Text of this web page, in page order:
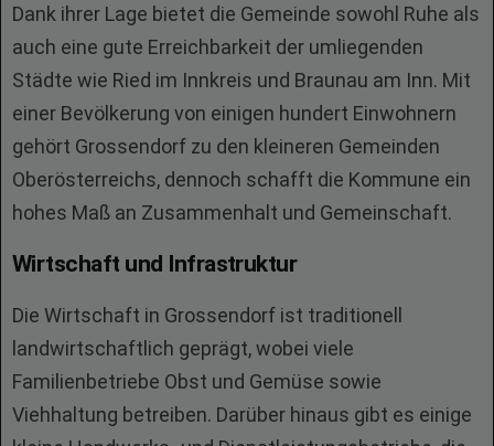
Dank ihrer Lage bietet die Gemeinde sowohl Ruhe als
auch eine gute Erreichbarkeit der umliegenden
Städte wie Ried im Innkreis und Braunau am Inn. Mit
einer Bevölkerung von einigen hundert Einwohnern
gehört Grossendorf zu den kleineren Gemeinden
Oberösterreichs, dennoch schafft die Kommune ein
hohes Maß an Zusammenhalt und Gemeinschaft.
Wirtschaft und Infrastruktur
Die Wirtschaft in Grossendorf ist traditionell
landwirtschaftlich geprägt, wobei viele
Familienbetriebe Obst und Gemüse sowie
Viehhaltung betreiben. Darüber hinaus gibt es einige